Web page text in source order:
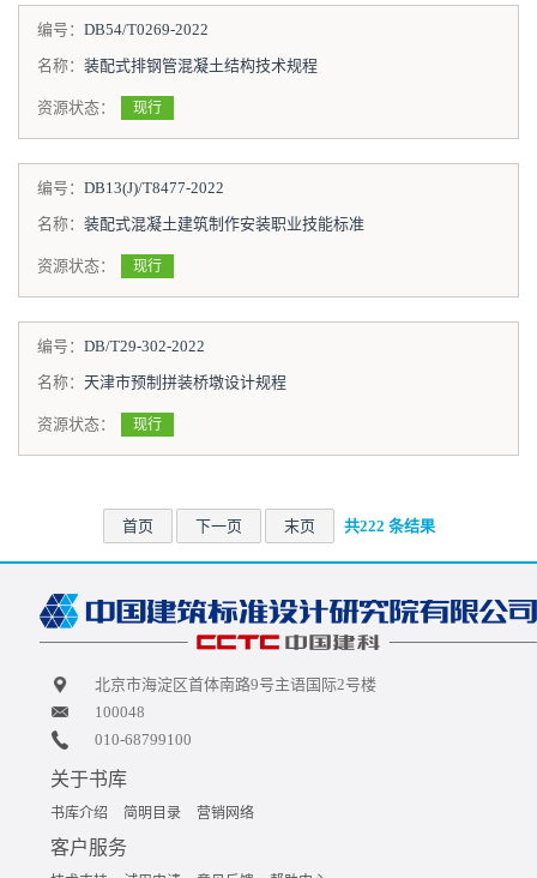
编号： DB54/T0269-2022
名称： 装配式排钢管混凝土结构技术规程
资源状态： 现行
编号： DB13(J)/T8477-2022
名称： 装配式混凝土建筑制作安装职业技能标准
资源状态： 现行
编号： DB/T29-302-2022
名称： 天津市预制拼装桥墩设计规程
资源状态： 现行
首页 下一页 末页 共222 条结果
北京市海淀区首体南路9号主语国际2号楼
100048
010-68799100
关于书库
书库介绍 简明目录 营销网络
客户服务